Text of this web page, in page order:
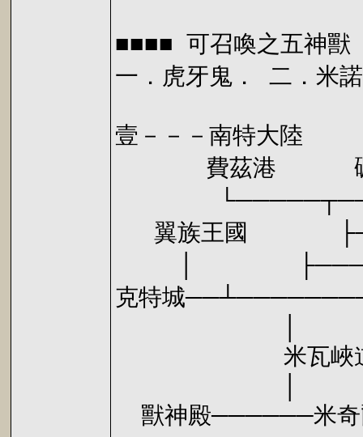
■■■■ 可召喚之五神
一．虎牙鬼． 二．米
壹－－－南特大陸
費茲港 礦
翼族王國
│
克特城
米瓦峽道
獸神殿──────米